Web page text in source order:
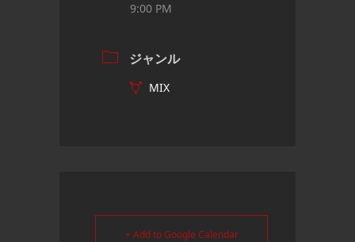
9:00 PM
ジャンル
MIX
+ Add to Google Calendar